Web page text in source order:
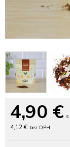
4,90 € s
4,12 € bez DPH